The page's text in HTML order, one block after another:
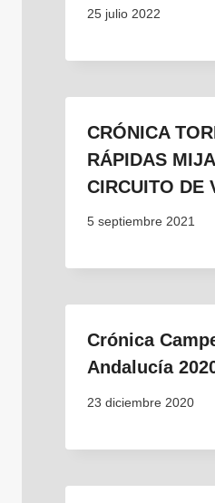
25 julio 2022
CRÓNICA
RÁPIDAS
CIRCUITO DE
5 septiembre 2021
Crónica
Andalucía
23 diciembre 2020